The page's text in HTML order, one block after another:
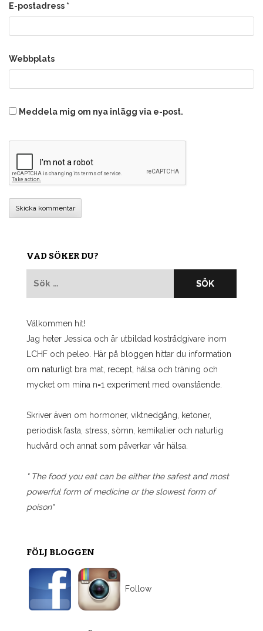
E-postadress *
Webbplats
Meddela mig om nya inlägg via e-post.
VAD SÖKER DU?
Välkommen hit!
Jag heter Jessica och är utbildad kostrådgivare inom
LCHF och peleo. Här på bloggen hittar du information
om naturligt bra mat, recept, hälsa och träning och
mycket om mina n=1 experiment med ovanstående.
Skriver även om hormoner, viktnedgång, ketoner,
periodisk fasta, stress, sömn, kemikalier och naturlig
hudvård och annat som påverkar vår hälsa.
" The food you eat can be either the safest and most
powerful form of medicine or the slowest form of
poison"
FÖLJ BLOGGEN
Follow